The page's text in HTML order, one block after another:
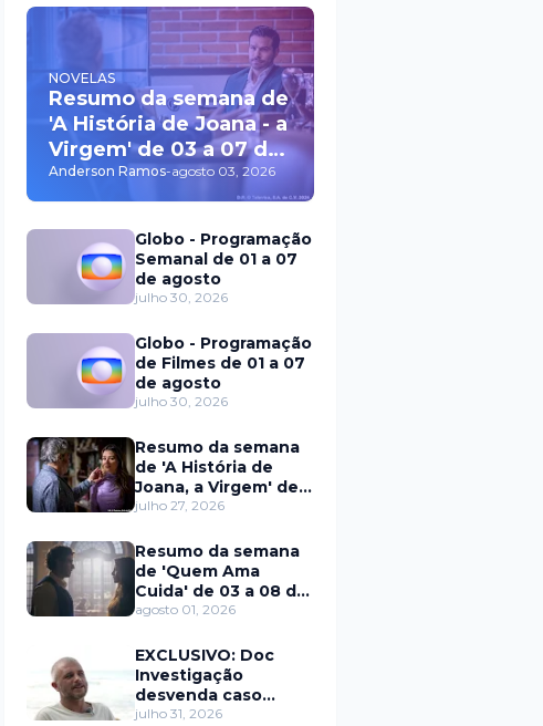
NOVELAS
Resumo da semana de
'A História de Joana - a
Virgem' de 03 a 07 de
agosto
Anderson Ramos-agosto 03, 2026
Globo - Programação
Semanal de 01 a 07
de agosto
julho 30, 2026
Globo - Programação
de Filmes de 01 a 07
de agosto
julho 30, 2026
Resumo da semana
de 'A História de
Joana, a Virgem' de
27 a 31 de julho
julho 27, 2026
Resumo da semana
de 'Quem Ama
Cuida' de 03 a 08 de
agosto
agosto 01, 2026
EXCLUSIVO: Doc
Investigação
desvenda caso
Eduardo Martins e
julho 31, 2026